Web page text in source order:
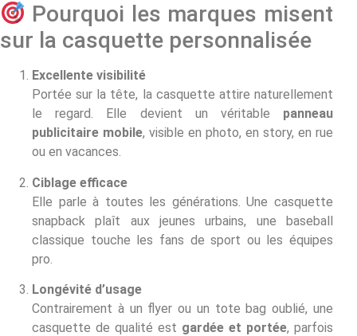
Pourquoi les marques misent
sur la casquette personnalisée
Excellente visibilité
Portée sur la tête, la casquette attire naturellement
le regard. Elle devient un véritable panneau
publicitaire mobile, visible en photo, en story, en rue
ou en vacances.
Ciblage efficace
Elle parle à toutes les générations. Une casquette
snapback plaît aux jeunes urbains, une baseball
classique touche les fans de sport ou les équipes
pro.
Longévité d’usage
Contrairement à un flyer ou un tote bag oublié, une
casquette de qualité est gardée et portée, parfois